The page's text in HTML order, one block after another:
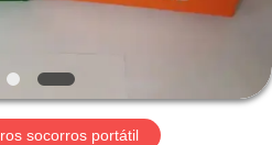
socorros portátil